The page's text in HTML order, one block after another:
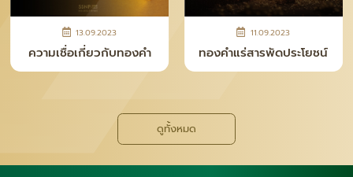
13.09.2023
ความเชื่อเกี่ยวกับทองคำ
11.09.2023
ทองคำแร่สารพัดประโยชน์
ดูทั้งหมด